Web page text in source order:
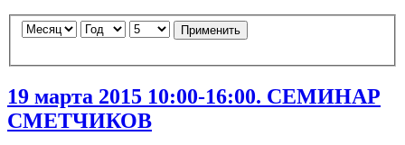
Применить
19 марта 2015 10:00-16:00. СЕМИНАР
СМЕТЧИКОВ